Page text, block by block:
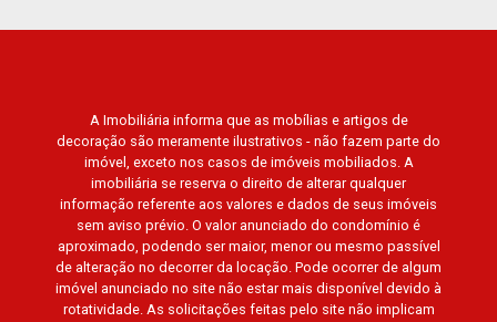
A Imobiliária informa que as mobílias e artigos de
decoração são meramente ilustrativos - não fazem parte do
imóvel, exceto nos casos de imóveis mobiliados. A
imobiliária se reserva o direito de alterar qualquer
informação referente aos valores e dados de seus imóveis
sem aviso prévio. O valor anunciado do condomínio é
aproximado, podendo ser maior, menor ou mesmo passível
de alteração no decorrer da locação. Pode ocorrer de algum
imóvel anunciado no site não estar mais disponível devido à
rotatividade. As solicitações feitas pelo site não implicam